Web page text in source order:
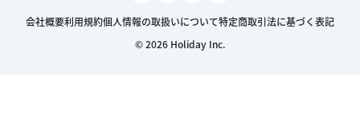
会社概要利用規約個人情報の取扱いについて特定商取引法に基づく表記
© 2026 Holiday Inc.